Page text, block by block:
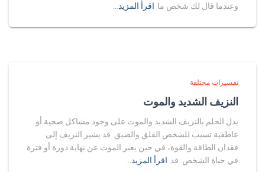
وعندما قال لك شخص ما اقرأ المزيد…
تفسيرات مختلفة
النزيف الشديد والموت
يدل الحلم بالنزيف الشديد والموت على وجود مشاكل صحية أو
عاطفية تسبب للشخص القلق والضيق. قد يشير النزيف إلى
فقدان الطاقة والقوة، في حين يعبر الموت عن نهاية دورة أو فترة
في حياة الشخص. قد اقرأ المزيد…